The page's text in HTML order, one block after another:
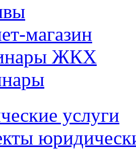
магазин
ЖКХ
услуги